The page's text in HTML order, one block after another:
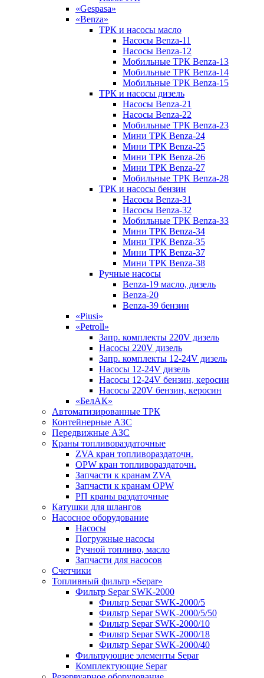
«Gespasa»
«Benza»
ТРК и насосы масло
Насосы Benza-11
Насосы Benza-12
Мобильные ТРК Benza-13
Мобильные ТРК Benza-14
Мобильные ТРК Benza-15
ТРК и насосы дизель
Насосы Benza-21
Насосы Benza-22
Мобильные ТРК Benza-23
Мини ТРК Benza-24
Мини ТРК Benza-25
Мини ТРК Benza-26
Мини ТРК Benza-27
Мобильные ТРК Benza-28
ТРК и насосы бензин
Насосы Benza-31
Насосы Benza-32
Мобильные ТРК Benza-33
Мини ТРК Benza-34
Мини ТРК Benza-35
Мини ТРК Benza-37
Мини ТРК Benza-38
Ручные насосы
Benza-19 масло, дизель
Benza-20
Benza-39 бензин
«Piusi»
«Petroll»
Запр. комплекты 220V дизель
Насосы 220V дизель
Запр. комплекты 12-24V дизель
Насосы 12-24V дизель
Насосы 12-24V бензин, керосин
Насосы 220V бензин, керосин
«БелАК»
Автоматизированные ТРК
Контейнерные АЗС
Передвижные АЗС
Краны топливораздаточные
ZVA кран топливораздаточн.
OPW кран топливораздаточн.
Запчасти к кранам ZVA
Запчасти к кранам OPW
РП краны раздаточные
Катушки для шлангов
Насосное оборудование
Насосы
Погружные насосы
Ручной топливо, масло
Запчасти для насосов
Счетчики
Топливный фильтр «Separ»
Фильтр Separ SWK-2000
Фильтр Separ SWK-2000/5
Фильтр Separ SWK-2000/5/50
Фильтр Separ SWK-2000/10
Фильтр Separ SWK-2000/18
Фильтр Separ SWK-2000/40
Фильтрующие элементы Separ
Комплектующие Separ